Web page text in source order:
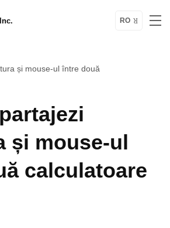
RO
și mouse-ul între două
și mouse-ul
calculatoare